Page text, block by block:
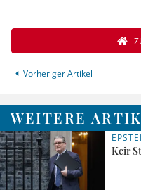
Vorheriger Artikel
WEITERE
Keir